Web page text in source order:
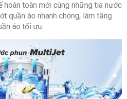
hoàn toàn mới cùng những tia nước
quần áo nhanh chóng, làm tăng
áo tối ưu.